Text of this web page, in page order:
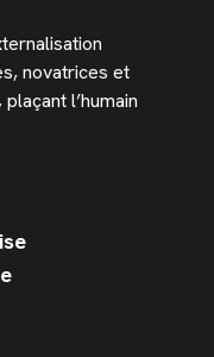
novatrices et
l’humain